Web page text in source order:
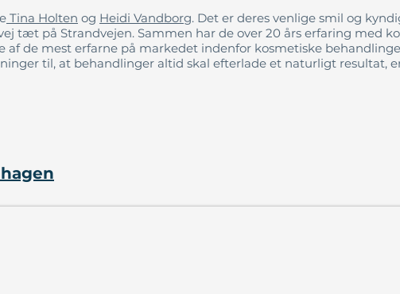
Tina Holten og Heidi Vandborg. Det er deres venlige smil og
tæt på Strandvejen. Sammen har de over 20 års erfaring med
af de mest erfarne på markedet indenfor kosmetiske
til, at behandlinger altid skal efterlade et naturligt resultat,